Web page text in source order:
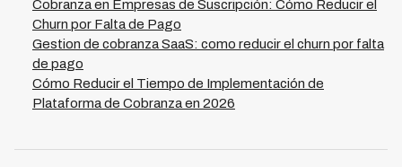
recuperación sin generar fricción. Al automatizar estos
procesos, reduces churn mientras logras tasas de
recuperación del 73%, transformando la cobranza de un
proceso que genera abandono a una oportunidad de
retención.
Cobranza en Empresas de Suscripción: Cómo Reducir el
Churn por Falta de Pago
Gestion de cobranza SaaS: como reducir el churn por falta
de pago
Cómo Reducir el Tiempo de Implementación de
Plataforma de Cobranza en 2026